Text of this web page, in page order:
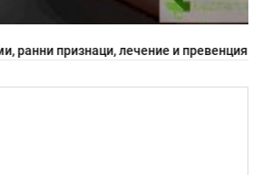
признаци, лечение и превенция